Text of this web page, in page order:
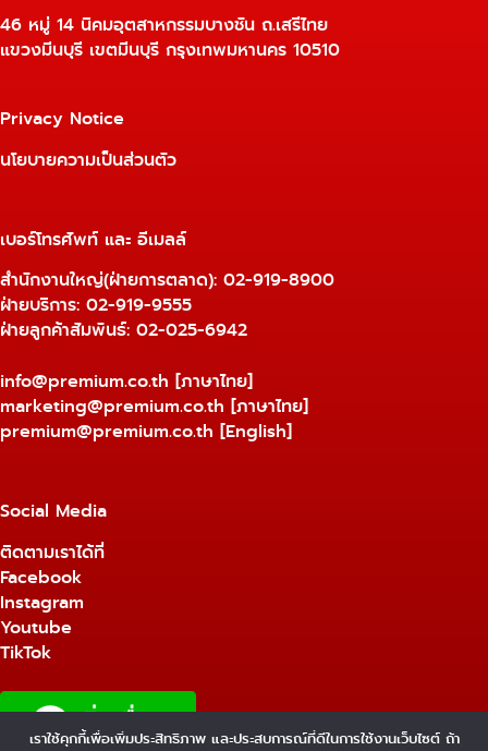
46 หมู่ 14 นิคมอุตสาหกรรมบางชัน ถ.เสรีไทย
แขวงมีนบุรี เขตมีนบุรี กรุงเทพมหานคร 10510
Privacy Notice
นโยบายความเป็นส่วนตัว
เบอร์โทรศัพท์ และ อีเมลล์
สำนักงานใหญ่(ฝ่ายการตลาด): 02-919-8900
ฝ่ายบริการ: 02-919-9555
ฝ่ายลูกค้าสัมพันธ์: 02-025-6942
info@premium.co.th [ภาษาไทย]
marketing@premium.co.th [ภาษาไทย]
premium@premium.co.th [English]
Social Media
ติดตามเราได้ที่
Facebook
Instagram
Youtube
TikTok
เราใช้คุกกี้เพื่อเพิ่มประสิทธิภาพ และประสบการณ์ที่ดีในการใช้งานเว็บไซต์ ถ้า
1